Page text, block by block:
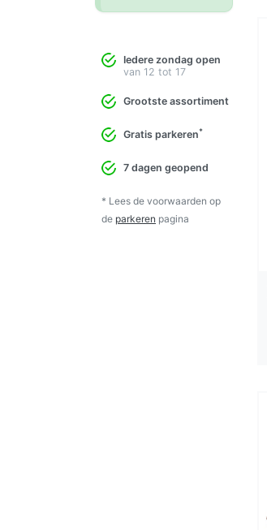
Iedere zondag open
van 12 tot 17
Grootste assortiment
Gratis parkeren*
7 dagen geopend
* Lees de voorwaarden op
de parkeren pagina